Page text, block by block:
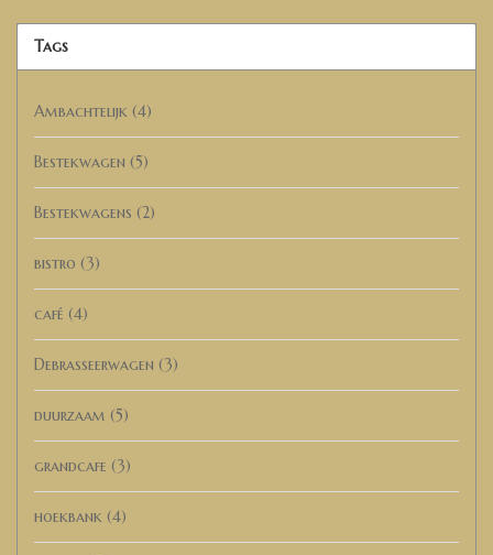
Tags
Ambachtelijk (4)
Bestekwagen (5)
Bestekwagens (2)
bistro (3)
café (4)
Debrasseerwagen (3)
duurzaam (5)
grandcafe (3)
hoekbank (4)